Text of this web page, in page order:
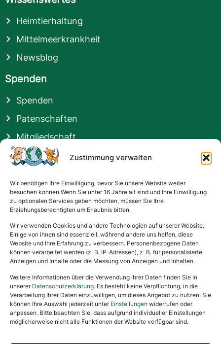
Zustimmung verwalten
Wir benötigen Ihre Einwilligung, bevor Sie unsere Website weiter
besuchen können.Wenn Sie unter 16 Jahre alt sind und Ihre Einwilligung
zu optionalen Services geben möchten, müssen Sie Ihre
Erziehungsberechtigten um Erlaubnis bitten.
Wir verwenden Cookies und andere Technologien auf unserer Website.
Einige von ihnen sind essenziell, während andere uns helfen, diese
Website und Ihre Erfahrung zu verbessern. Personenbezogene Daten
können verarbeitet werden (z. B. IP-Adressen), z. B. für personalisierte
Anzeigen und Inhalte oder die Messung von Anzeigen und Inhalten.
Weitere Informationen über die Verwendung Ihrer Daten finden Sie in
unserer Datenschutzerklärung. Es besteht keine Verpflichtung, in die
Verarbeitung Ihrer Daten einzuwilligen, um dieses Angebot zu nutzen. Sie
können Ihre Auswahl jederzeit unter Einstellungen widerrufen oder
anpassen. Bitte beachten Sie, dass aufgrund individueller Einstellungen
möglicherweise nicht alle Funktionen der Website verfügbar sind.
Heimtierhaltung
Mittelmeerkrankheit
Newsblog
Spenden
Spenden
Patenschaften
Mitgliedschaft
Hilfsmöglichkeiten
Rechtliches
Impressum
Datenschutzerklärung
Satzung
Gesponsert von